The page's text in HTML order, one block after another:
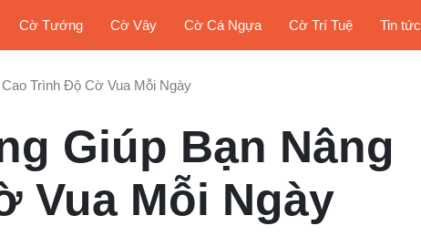
Cờ Tướng Cờ Vây Cờ Cá Ngựa Cờ Trí Tuệ Tin tức
Trình Độ Cờ Vua Mỗi Ngày
Giúp Bạn Nâng
Vua Mỗi Ngày